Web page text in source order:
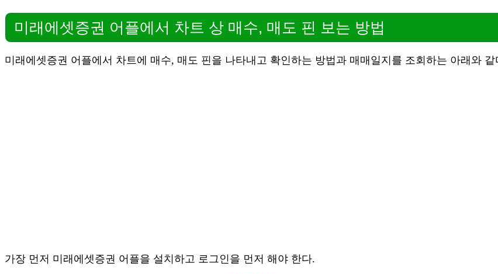
미래에셋증권 어플에서 차트 상 매수, 매도 핀 보는 방법
미래에셋증권 어플에서 차트에 매수, 매도 핀을 나타내고 확인하는 방법과 매매일지를 조회하는 아래와 같
가장 먼저 미래에셋증권 어플을 설치하고 로그인을 먼저 해야 한다.